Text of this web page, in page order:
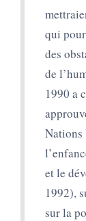
qui
des
de
1990 a
Nations
et le
1992),
sur la